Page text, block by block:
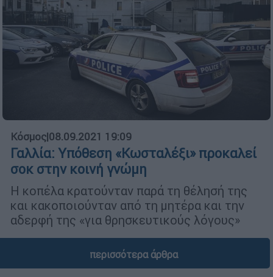
Κόσμος|08.09.2021 19:09
Γαλλία: Υπόθεση «Κωσταλέξι» προκαλεί
σοκ στην κοινή γνώμη
Η κοπέλα κρατούνταν παρά τη θέλησή της
και κακοποιούνταν από τη μητέρα και την
αδερφή της «για θρησκευτικούς λόγους»
περισσότερα άρθρα